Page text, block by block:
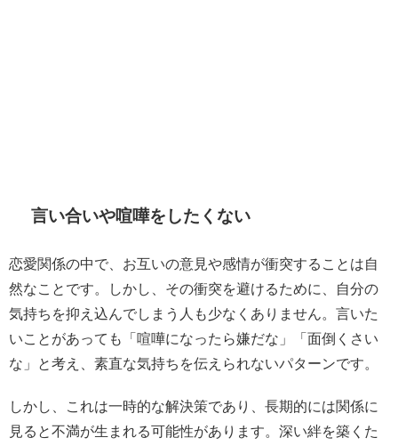
言い合いや喧嘩をしたくない
恋愛関係の中で、お互いの意見や感情が衝突することは自
然なことです。しかし、その衝突を避けるために、自分の
気持ちを抑え込んでしまう人も少なくありません。言いた
いことがあっても「喧嘩になったら嫌だな」「面倒くさい
な」と考え、素直な気持ちを伝えられないパターンです。
しかし、これは一時的な解決策であり、長期的には関係に
見ると不満が生まれる可能性があります。深い絆を築くた